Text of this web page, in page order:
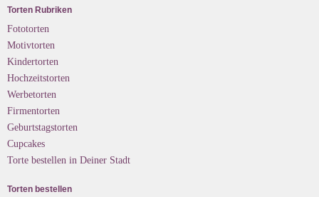
Torten Rubriken
Fototorten
Motivtorten
Kindertorten
Hochzeitstorten
Werbetorten
Firmentorten
Geburtstagstorten
Cupcakes
Torte bestellen in Deiner Stadt
Torten bestellen